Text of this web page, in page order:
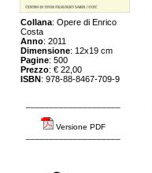
Collana: Opere di Enrico
Costa
Anno: 2011
Dimensione: 12x19 cm
Pagine: 500
Prezzo: € 22,00
ISBN: 978-88-8467-709-9
Versione PDF